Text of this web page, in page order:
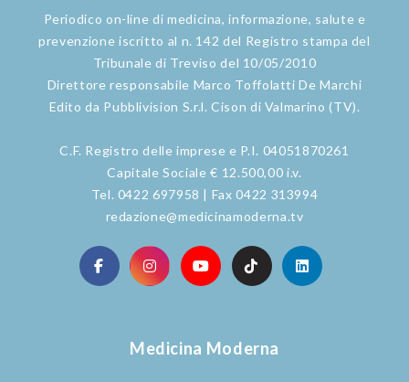
Periodico on-line di medicina, informazione, salute e
prevenzione iscritto al n. 142 del Registro stampa del
Tribunale di Treviso del 10/05/2010
Direttore responsabile Marco Toffolatti De Marchi
Edito da Pubblivision S.r.l. Cison di Valmarino (TV).
C.F. Registro delle imprese e P.I. 04051870261
Capitale Sociale € 12.500,00 i.v.
Tel. 0422 697958 | Fax 0422 313994
redazione@medicinamoderna.tv
Medicina Moderna